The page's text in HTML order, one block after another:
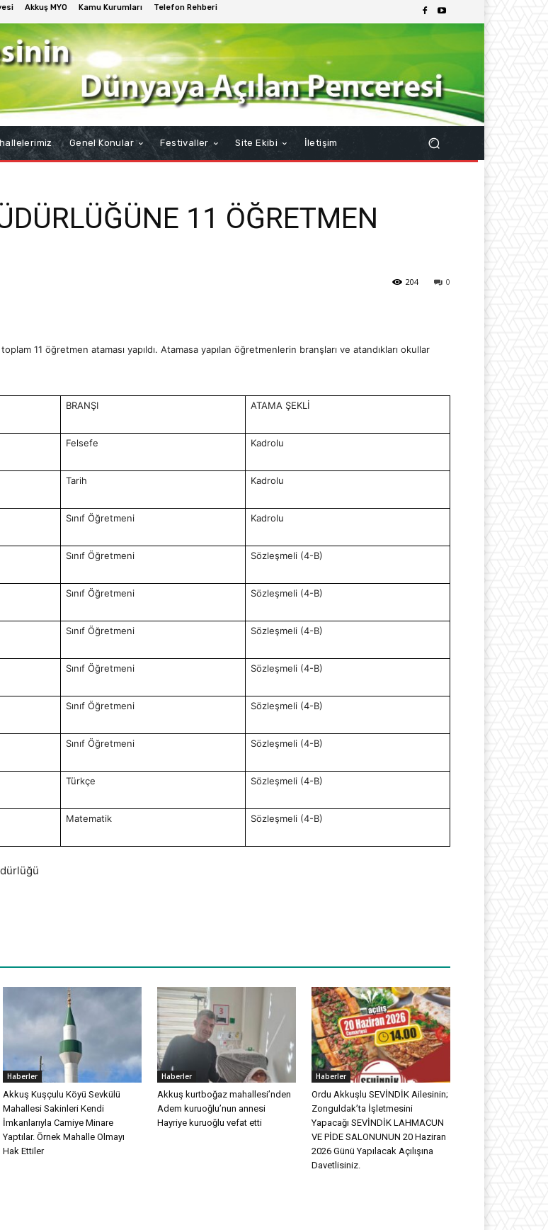
Akkuş MYO Kamu Kurumları
Telefon Rehberi
Genel Konular Festivaller Site Ekibi İletişim
11 ÖĞRETMEN
0
204
11 öğretmen ataması yapıldı. Atamasa yapılan öğretmenlerin branşları ve atandıkları okullar
BRANŞI ATAMA ŞEKLİ
Felsefe Kadrolu
Tarih Kadrolu
Sınıf Öğretmeni Kadrolu
Sınıf Öğretmeni Sözleşmeli (4-B)
Sınıf Öğretmeni Sözleşmeli (4-B)
Sınıf Öğretmeni Sözleşmeli (4-B)
Sınıf Öğretmeni Sözleşmeli (4-B)
Sınıf Öğretmeni Sözleşmeli (4-B)
Sınıf Öğretmeni Sözleşmeli (4-B)
Türkçe Sözleşmeli (4-B)
Matematik Sözleşmeli (4-B)
Haberler
Akkuş Kuşçulu Köyü Sevkülü
Mahallesi Sakinleri Kendi
İmkanlarıyla Camiye Minare
Yaptılar. Örnek Mahalle Olmayı
Hak Ettiler
Haberler
Akkuş kurtboğaz mahallesi’nden
Adem kuruoğlu’nun annesi
Hayriye kuruoğlu vefat etti
Haberler
Ordu Akkuşlu SEVİNDİK Ailesinin;
Zonguldak’ta İşletmesini
Yapacağı SEVİNDİK LAHMACUN
VE PİDE SALONUNUN 20 Haziran
2026 Günü Yapılacak Açılışına
Davetlisiniz.